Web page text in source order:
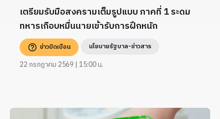
เตรียมรับมือสงครามเต็มรูปแบบ ภาคที่ 1 ระดม
ทหารเกือบหมื่นนายเข้ารับการฝึกหนัก
ข่าวบิดเบือน นโยบายรัฐบาล-ข่าวสาร
22 กรกฎาคม 2569 | 15:00 น.